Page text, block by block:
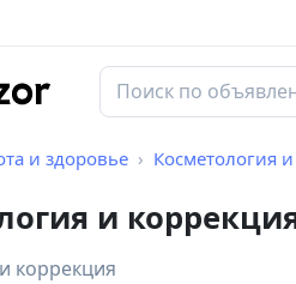
и здоровье Косметология
и
коррекция